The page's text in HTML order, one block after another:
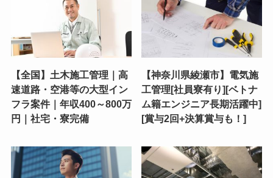
【全国】土木施工管理｜高
速道路・空港等の大型イン
フラ案件｜年収400～800万
円｜社宅・寮完備
【神奈川県綾瀬市】電気施
工管理[社員寮有り][ベトナ
ム籍エンジニア長期活躍中]
[賞与2回+決算賞与も！]